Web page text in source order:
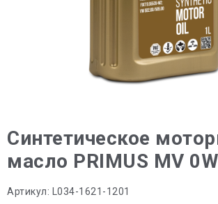
Синтетическое
масло PRIMUS MV
Артикул: L034-1621-1201